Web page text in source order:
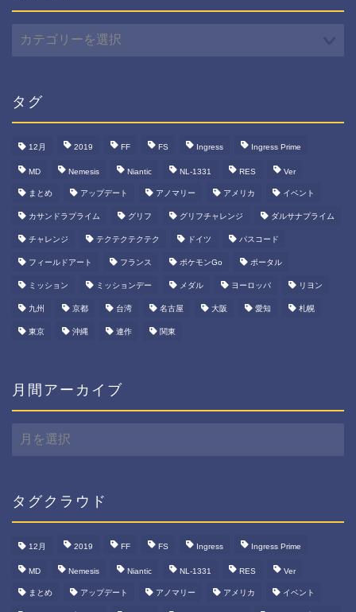
テ
ー
タグ
12月 2019 FF FS Ingress Ingress Prime
MD Nemesis Niantic NL-1331 RES Ver
まとめ アップデート アノマリー アメリカ イベント
カサンドラプライム グリフ グリフチャレンジ ダルサナプライム
チャレンジ テクテクテクテク ドイツ パスコード
フィールドアート フランス ポケモンGo ポータル
ミッション ミッションデー メダル ヨーロッパ リヨン
九州 京都 台湾 名古屋 大阪 愛知 札幌
東京 沖縄 連作 関東
月間アーカイブ
間
カ
タグクラウド
12月 2019 FF FS Ingress Ingress Prime
MD Nemesis Niantic NL-1331 RES Ver
まとめ アップデート アノマリー アメリカ イベント